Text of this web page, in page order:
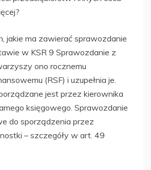
jakie ma zawierać sprawozdanie
w KSR 9 Sprawozdanie z
ono rocznemu
(RSF) i uzupełnia je.
jest przez kierownika
księgowego. Sprawozdanie
do sporządzenia przez
– szczegóły w art. 49